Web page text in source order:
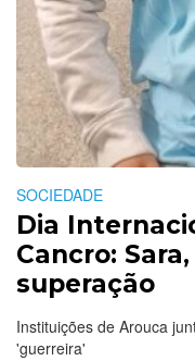
SOCIEDADE
Dia
Cancro:
superação
Instituições de Arouca
'guerreira'